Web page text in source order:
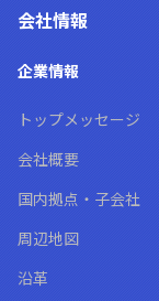
会社情報
企業情報
トップメッセージ
会社概要
国内拠点・子会社
周辺地図
沿革